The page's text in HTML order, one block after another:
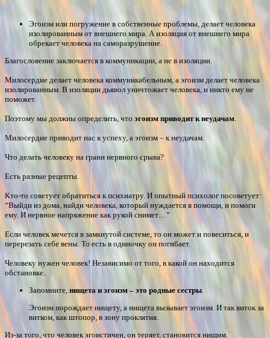
Эгоизм или погружение в собственные проблемы, делает человека
изолированным от внешнего мира. А изоляция от внешнего мира
обрекает человека на саморазрушение.
Благословение заключается в коммуникации, а не в изоляции.
Милосердие делает человека коммуникабельным, а эгоизм делает человека
изолированным. В изоляции дьявол уничтожает человека, и никто ему не
поможет.
Поэтому мы должны определить, что эгоизм приводит к неудачам
Милосердие приводит нас к успеху, а эгоизм – к неудачам.
Что делать человеку на грани нервного срыва?
Есть разные рецепты.
Кто-то советует обратиться к психиатру. И опытный психолог посоветует:
“Выйди из дома, найди человека, который нуждается в помощи, и помоги
ему. И нервное напряжение как рукой снимет…”
Если человек мечется в замкнутой системе, то он может и повеситься, и
перерезать себе вены. То есть в одиночку он погибает.
Человеку нужен человек! Независимо от того, в какой он находится
обстановке.
Запомните, нищета и эгоизм – это родные сестры
Эгоизм порождает нищету, а нищета вызывает эгоизм. И так виток за
витком, как штопор, в зону проклятия.
Из-за того, что человек эгоистичен, он теряет, становится нищим.